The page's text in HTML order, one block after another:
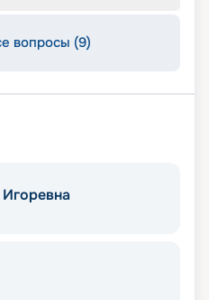
вопросы (9)